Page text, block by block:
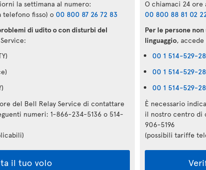
la settimana al numero:
telefono fisso) o 00 800 87 26 72 83
di udito o con disturbi del
del Bell Relay Service di contattare
numeri: 1-866-234-5136 o 514-
il tuo volo
O chiamaci 24 ore
00 800 88 81 02
Per le persone
linguaggio, accede
00 1 514-529-
00 1 514-529-
00 1 514-529-
È necessario
il nostro centro di
906-5196
(possibili tariffe